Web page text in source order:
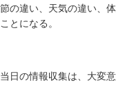
の違い、天気の違い、
とになる。
日の情報収集は、大変